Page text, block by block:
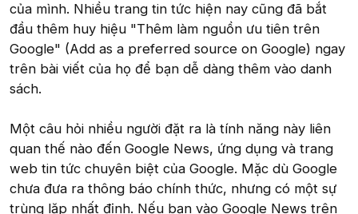
của mình. Nhiều trang tin tức hiện nay cũng đã bắt
đầu thêm huy hiệu "Thêm làm nguồn ưu tiên trên
Google" (Add as a preferred source on Google) ngay
trên bài viết của họ để bạn dễ dàng thêm vào danh
sách.
Một câu hỏi nhiều người đặt ra là tính năng này liên
quan thế nào đến Google News, ứng dụng và trang
web tin tức chuyên biệt của Google. Mặc dù Google
chưa đưa ra thông báo chính thức, nhưng có một sự
trùng lặp nhất định. Nếu bạn vào Google News trên